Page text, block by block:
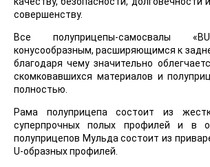
совершенству.
Все полуприцепы-самосвалы
конусообразным, расширяющимся к
благодаря чему значительно
скомковавшихся материалов и
полностью.
Рама полуприцепа состоит из
суперпрочных полых профилей и в
полуприцепов Мульда состоит из
U-образных профилей.